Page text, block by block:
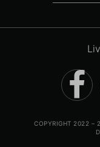
COPYRIGHT 2022 –